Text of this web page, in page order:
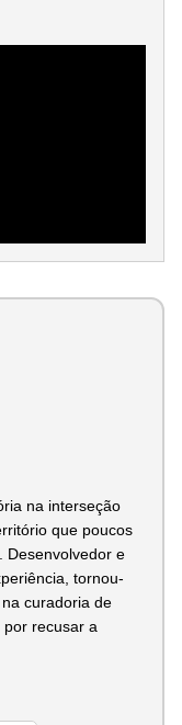
na interseção
que poucos
Desenvolvedor e
tornou-
curadoria de
recusar a